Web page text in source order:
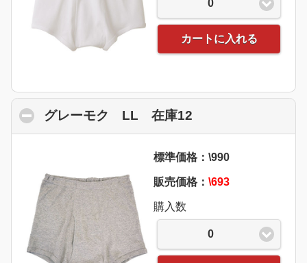
0
カートに入れる
グレーモク LL 在庫12
標準価格：\990
販売価格： \693
購入数
0